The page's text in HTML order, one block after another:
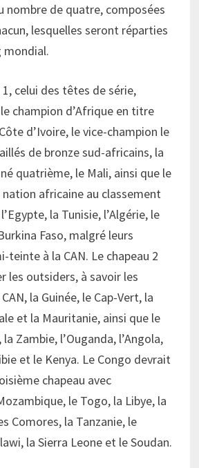
nombre de quatre, composées
lesquelles seront réparties
mondial.
1, celui des têtes de série,
champion d’Afrique en titre
d’Ivoire, le vice-champion le
de bronze sud-africains, la
quatrième, le Mali, ainsi que le
africaine au classement
la Tunisie, l’Algérie, le
Faso, malgré leurs
teinte à la CAN. Le chapeau 2
les outsiders, à savoir les
la Guinée, le Cap-Vert, la
et la Mauritanie, ainsi que le
la Zambie, l’Ouganda, l’Angola,
et le Kenya. Le Congo devrait
chapeau avec
le Togo, la Libye, la
Comores, la Tanzanie, le
la Sierra Leone et le Soudan.